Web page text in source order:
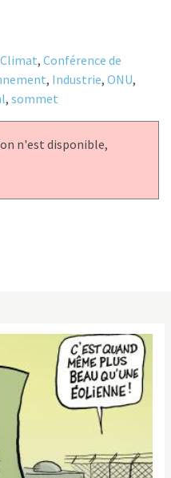
Climat, Conférence de
, Industrie, ONU,
, sommet
n'est disponible,